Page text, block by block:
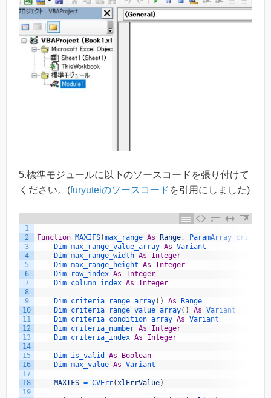
5.標準モジュールに以下のソースコードを張り付けて
ください。(furyuteiのソースコード を引用にしました)
1
2
3
4
5
6
7
8
9
10
11
12
13
14
15
16
17
18
19
Function MAXIFS(max_range As Range, ParamArray
Dim max_range_value_array As Variant
Dim max_range_width As
Integer
Dim max_range_height As
Integer
Dim
row_index As
Integer
Dim column_index As Integer
Dim criteria_range_array( ) As
Range
Dim criteria_range_value_array( ) As Variant
Dim criteria_condition_array As Variant
Dim criteria_number As
Integer
Dim criteria_index As Integer
Dim is_valid As
Boolean
Dim max_value As Variant
MAXIFS = CVErr(xlErrValue)